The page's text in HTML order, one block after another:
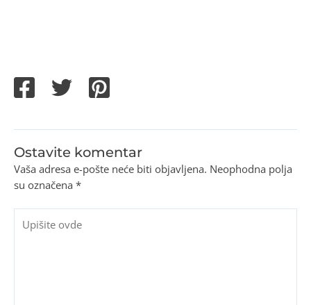
Ostavite komentar
Vaša adresa e-pošte neće biti objavljena. Neophodna polja
su označena *
ovde